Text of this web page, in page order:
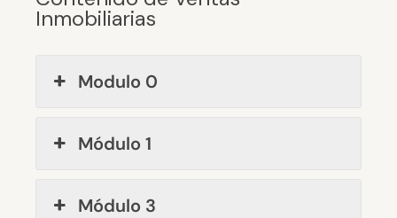
Inmobiliarias
Modulo 0
Módulo 1
Módulo 3